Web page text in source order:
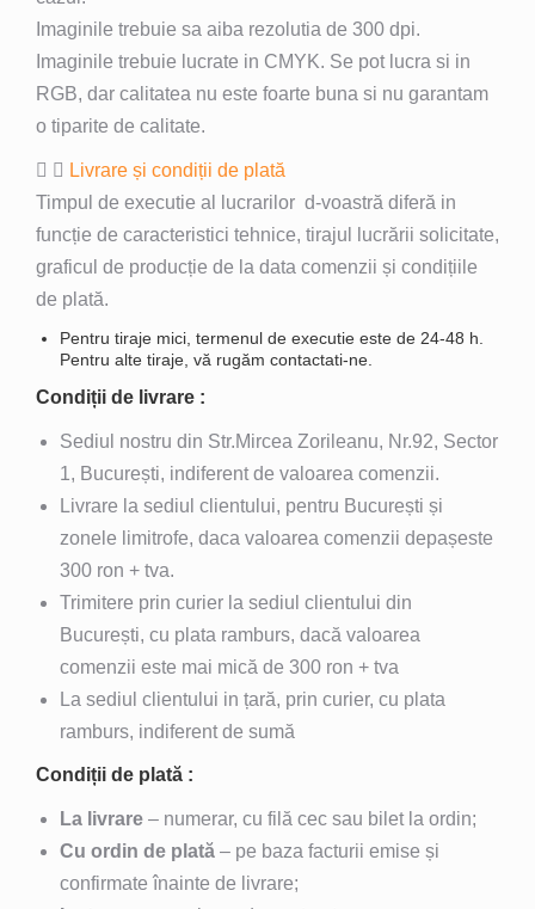
Imaginile trebuie sa aiba rezolutia de 300 dpi.
Imaginile trebuie lucrate in CMYK. Se pot lucra si in
RGB, dar calitatea nu este foarte buna si nu garantam
o tiparite de calitate.
Livrare și condiții de plată
Timpul de executie al lucrarilor d-voastră diferă in
funcție de caracteristici tehnice, tirajul lucrării solicitate,
graficul de producție de la data comenzii și condițiile
de plată.
Pentru tiraje mici, termenul de executie este de 24-48 h.
Pentru alte tiraje, vă rugăm contactati-ne.
Condiții de livrare :
Sediul nostru din Str.Mircea Zorileanu, Nr.92, Sector
1, București, indiferent de valoarea comenzii.
Livrare la sediul clientului, pentru București și
zonele limitrofe, daca valoarea comenzii depașeste
300 ron + tva.
Trimitere prin curier la sediul clientului din
București, cu plata ramburs, dacă valoarea
comenzii este mai mică de 300 ron + tva
La sediul clientului in țară, prin curier, cu plata
ramburs, indiferent de sumă
Condiții de plată :
La livrare – numerar, cu filă cec sau bilet la ordin;
Cu ordin de plată – pe baza facturii emise și
confirmate înainte de livrare;